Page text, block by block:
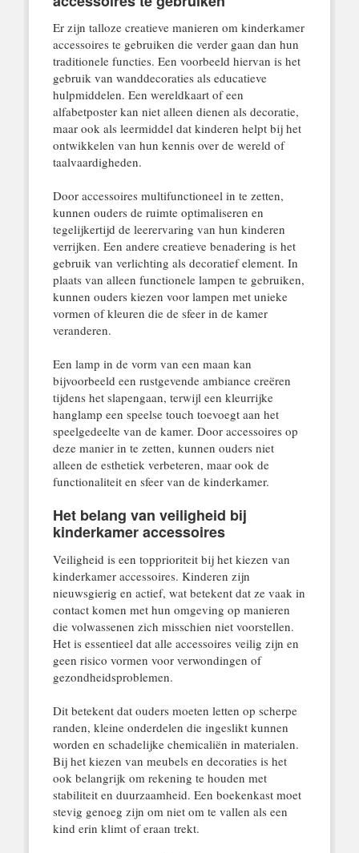
Er zijn talloze creatieve manieren om kinderkamer
accessoires te gebruiken die verder gaan dan hun
traditionele functies. Een voorbeeld hiervan is het
gebruik van wanddecoraties als educatieve
hulpmiddelen. Een wereldkaart of een
alfabetposter kan niet alleen dienen als decoratie,
maar ook als leermiddel dat kinderen helpt bij het
ontwikkelen van hun kennis over de wereld of
taalvaardigheden.
Door accessoires multifunctioneel in te zetten,
kunnen ouders de ruimte optimaliseren en
tegelijkertijd de leerervaring van hun kinderen
verrijken. Een andere creatieve benadering is het
gebruik van verlichting als decoratief element. In
plaats van alleen functionele lampen te gebruiken,
kunnen ouders kiezen voor lampen met unieke
vormen of kleuren die de sfeer in de kamer
veranderen.
Een lamp in de vorm van een maan kan
bijvoorbeeld een rustgevende ambiance creëren
tijdens het slapengaan, terwijl een kleurrijke
hanglamp een speelse touch toevoegt aan het
speelgedeelte van de kamer. Door accessoires op
deze manier in te zetten, kunnen ouders niet
alleen de esthetiek verbeteren, maar ook de
functionaliteit en sfeer van de kinderkamer.
Het belang van veiligheid bij
kinderkamer accessoires
Veiligheid is een topprioriteit bij het kiezen van
kinderkamer accessoires. Kinderen zijn
nieuwsgierig en actief, wat betekent dat ze vaak in
contact komen met hun omgeving op manieren
die volwassenen zich misschien niet voorstellen.
Het is essentieel dat alle accessoires veilig zijn en
geen risico vormen voor verwondingen of
gezondheidsproblemen.
Dit betekent dat ouders moeten letten op scherpe
randen, kleine onderdelen die ingeslikt kunnen
worden en schadelijke chemicaliën in materialen.
Bij het kiezen van meubels en decoraties is het
ook belangrijk om rekening te houden met
stabiliteit en duurzaamheid. Een boekenkast moet
stevig genoeg zijn om niet om te vallen als een
kind erin klimt of eraan trekt.